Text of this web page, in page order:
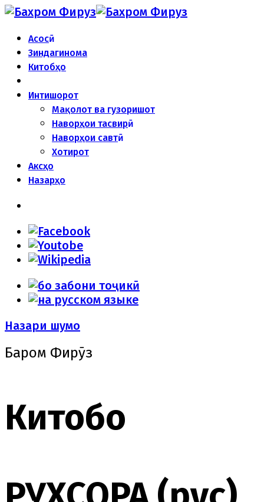
Асосӣ
Зиндагинома
Китобҳо
Интишорот
Мақолот ва гузоришот
Наворҳои тасвирӣ
Наворҳои савтӣ
Хотирот
Аксҳо
Назарҳо
Назари шумо
Баҳром Фирӯз
Китобҳо